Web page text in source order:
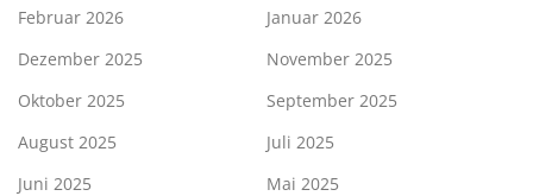
Februar 2026
Januar 2026
Dezember 2025
November 2025
Oktober 2025
September 2025
August 2025
Juli 2025
Juni 2025
Mai 2025